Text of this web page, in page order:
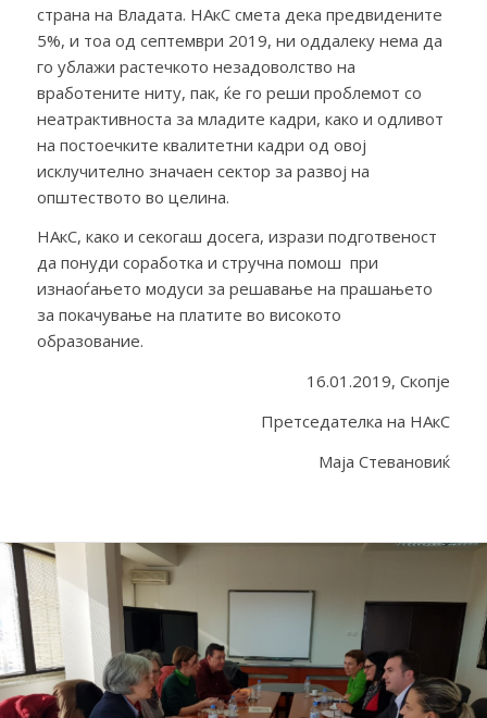
страна на Владата. НАкС смета дека предвидените
5%, и тоа од септември 2019, ни оддалеку нема да
го ублажи растечкото незадоволство на
вработените ниту, пак, ќе го реши проблемот со
неатрактивноста за младите кадри, како и одливот
на постоечките квалитетни кадри од овој
исклучително значаен сектор за развој на
општеството во целина.
НАкС, како и секогаш досега, изрази подготвеност
да понуди соработка и стручна помош при
изнаоѓањето модуси за решавање на прашањето
за покачување на платите во високото
образование.
16.01.2019, Скопје
Претседателка на НАкС
Маја Стевановиќ